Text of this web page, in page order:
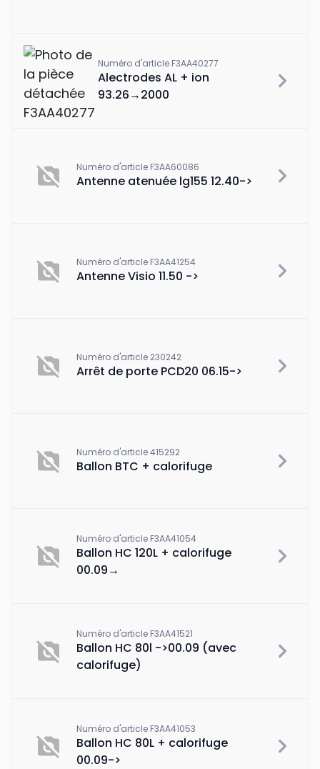
Numéro d'article F3AA40277
Alectrodes AL + ion
93.26→2000
Numéro d'article F3AA60086
Antenne atenuée lg155 12.40->
Numéro d'article F3AA41254
Antenne Visio 11.50 ->
Numéro d'article 230242
Arrêt de porte PCD20 06.15->
Numéro d'article 415292
Ballon BTC + calorifuge
Numéro d'article F3AA41054
Ballon HC 120L + calorifuge
00.09→
Numéro d'article F3AA41521
Ballon HC 80l ->00.09 (avec
calorifuge)
Numéro d'article F3AA41053
Ballon HC 80L + calorifuge
00.09->